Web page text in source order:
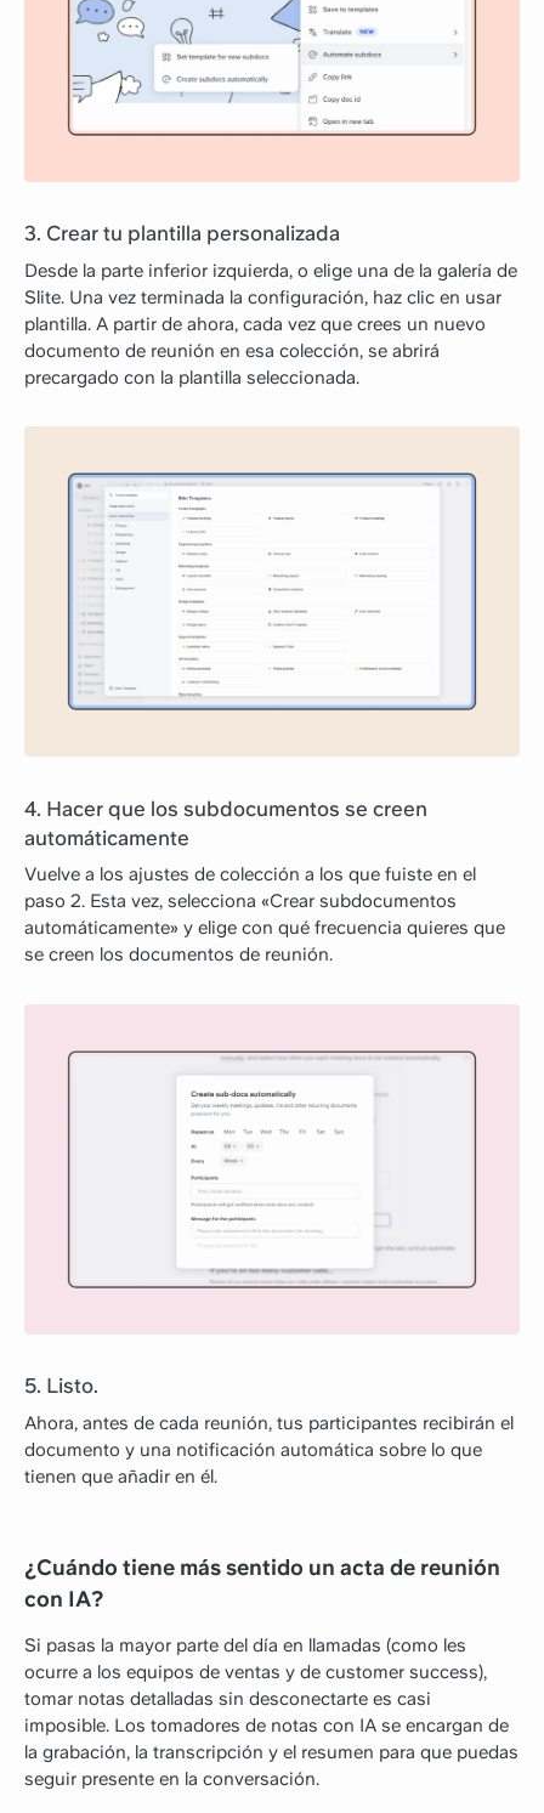
3. Crear tu plantilla personalizada
Desde la parte inferior izquierda, o elige una de la galería de
Slite. Una vez terminada la configuración, haz clic en usar
plantilla. A partir de ahora, cada vez que crees un nuevo
documento de reunión en esa colección, se abrirá
precargado con la plantilla seleccionada.
4. Hacer que los subdocumentos se creen
automáticamente
Vuelve a los ajustes de colección a los que fuiste en el
paso 2. Esta vez, selecciona «Crear subdocumentos
automáticamente» y elige con qué frecuencia quieres que
se creen los documentos de reunión.
5. Listo.
Ahora, antes de cada reunión, tus participantes recibirán el
documento y una notificación automática sobre lo que
tienen que añadir en él.
¿Cuándo tiene más sentido un acta de reunión
con IA?
Si pasas la mayor parte del día en llamadas (como les
ocurre a los equipos de ventas y de customer success),
tomar notas detalladas sin desconectarte es casi
imposible. Los tomadores de notas con IA se encargan de
la grabación, la transcripción y el resumen para que puedas
seguir presente en la conversación.